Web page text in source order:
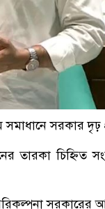
সমাধানে সরকার দৃঢ়
তারকা চিহ্নিত
সরকারের